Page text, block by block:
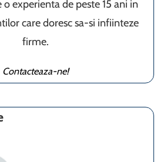
o experienta de peste 15 ani in
care doresc sa-si infiinteze
firme.
Contacteaza-ne!